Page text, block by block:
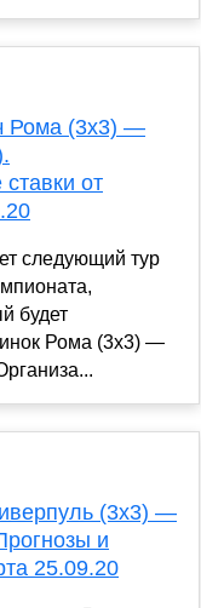
Рома (3х3) —
от
следующий тур
будет
Рома (3х3) —
(3х3) —
и
25.09.20